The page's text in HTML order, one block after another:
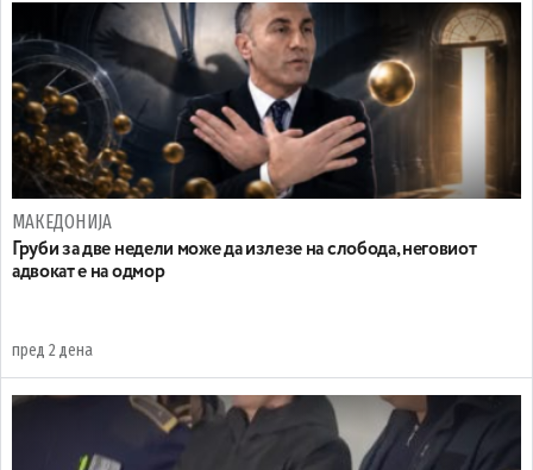
МАКЕДОНИЈА
Груби за две недели може да излезе на слобода, неговиот
адвокат е на одмор
пред 2 дена